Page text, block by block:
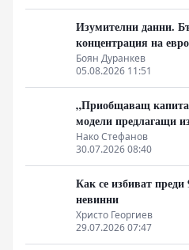
Изумителни данни.
концентрация на
на най-богатия 1%,
Боян Дуранкев
05.08.2026 11:51
„Приобщаващ
модели предлагащи
неолиберализма
Нако Стефанов
30.07.2026 08:40
Как се избиват
невинни
Христо Георгиев
29.07.2026 07:47